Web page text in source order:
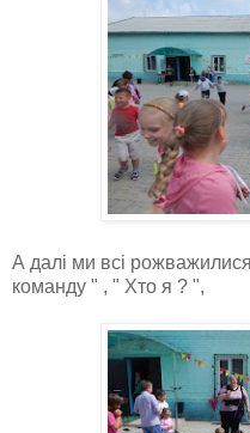
А далі ми всі
команду " , " Хто я ? ",